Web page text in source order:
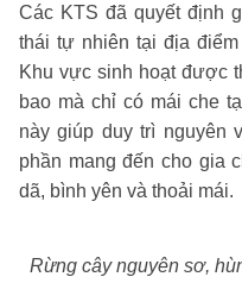
Các KTS đã quyết định
thái tự nhiên tại địa
Khu vực sinh hoạt được
bao mà chỉ có mái che
này giúp duy trì nguyên
phần mang đến cho gia
dã, bình yên và thoải mái.
Rừng cây nguyên sơ,